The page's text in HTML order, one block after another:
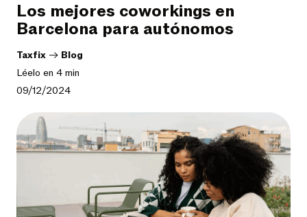
Los mejores coworkings en
Barcelona para autónomos
Taxfix -> Blog
Léelo en 4 min
09/12/2024